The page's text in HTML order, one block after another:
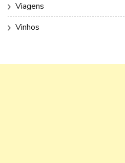
Viagens
Vinhos